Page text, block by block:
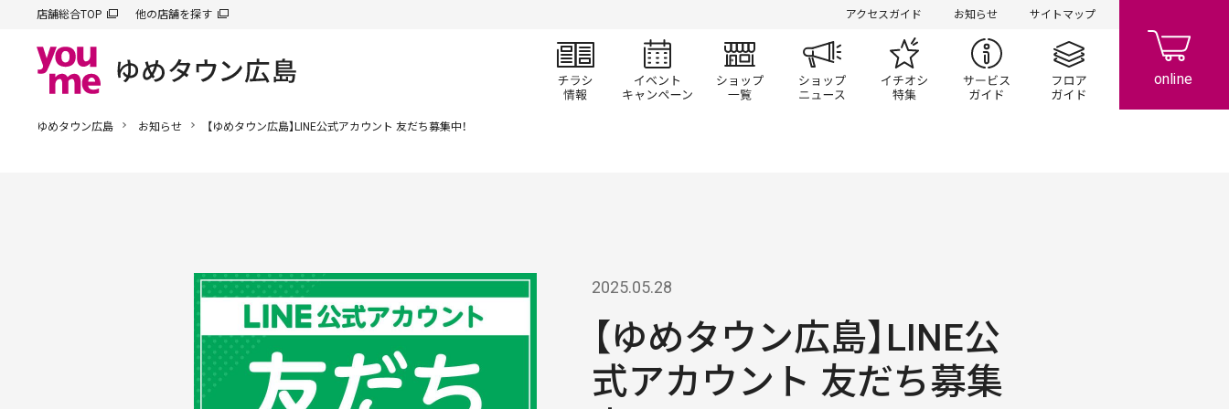
店舗総合TOP 他の店舗を探す アクセスガイド お知らせ サイトマップ
チラシ情報 イベント/キャンペーン
ショップ一覧 ショップニュースイチオシ特集 サービスガイドフロアガイド
ゆめタウン広島 お知らせ 【ゆめタウン広島】LINE公式アカウント 友だち募集中！
2025.05.28
【ゆめタウン広島】LINE公
式アカウント 友だち募集